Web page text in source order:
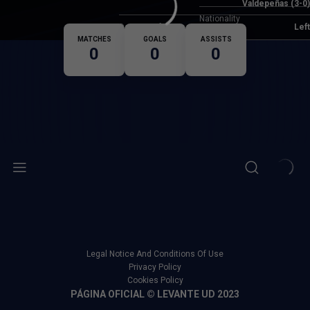
Valdepeñas (3-0)
Dominant foot Left
Nationality
MATCHES
0
GOALS
0
ASSISTS
0
Legal Notice And Conditions Of Use
Privacy Policy
Cookies Policy
PÁGINA OFICIAL © LEVANTE UD 2023